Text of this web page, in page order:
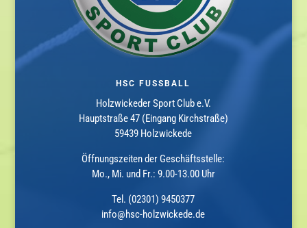
HSC FUSSBALL
Holzwickeder Sport Club e.V.
Hauptstraße 47 (Eingang Kirchstraße)
59439 Holzwickede
Öffnungszeiten der Geschäftsstelle:
Mo., Mi. und Fr.: 9.00-13.00 Uhr
Tel. (02301) 9450377
info@hsc-holzwickede.de